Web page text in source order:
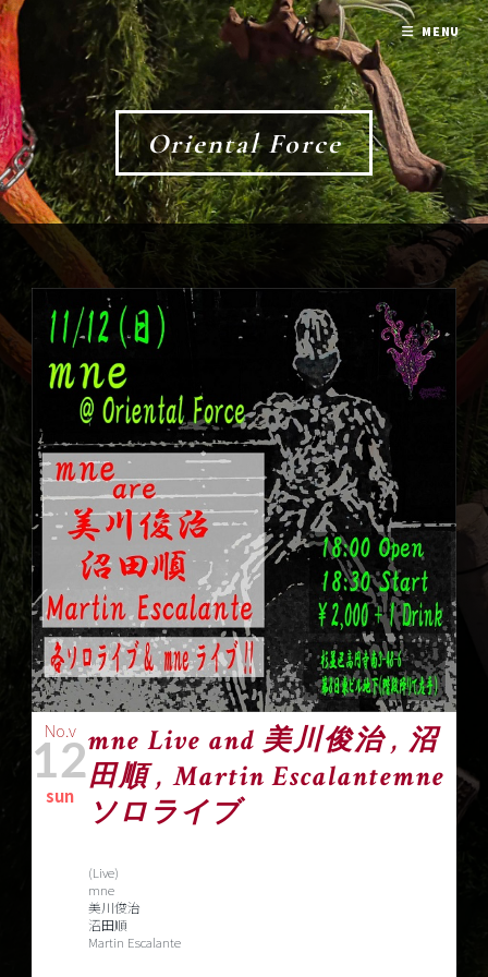
Oriental Force
No.v
12
sun
mne Live and 美川俊治 , 沼
田順 , Martin Escalantemne
ソロライブ
(Live)
mne
美川俊治
沼田順
Martin Escalante
MENU